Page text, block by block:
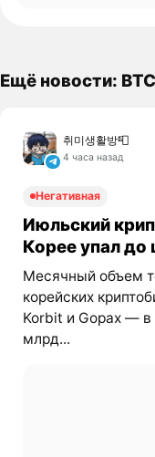
Ещё новости: BTC
취미생활방📮
4 часа назад
Негативная
Июльский
Корее упал до
Месячный объем
корейских
Korbit и Gopax — в
млрд...